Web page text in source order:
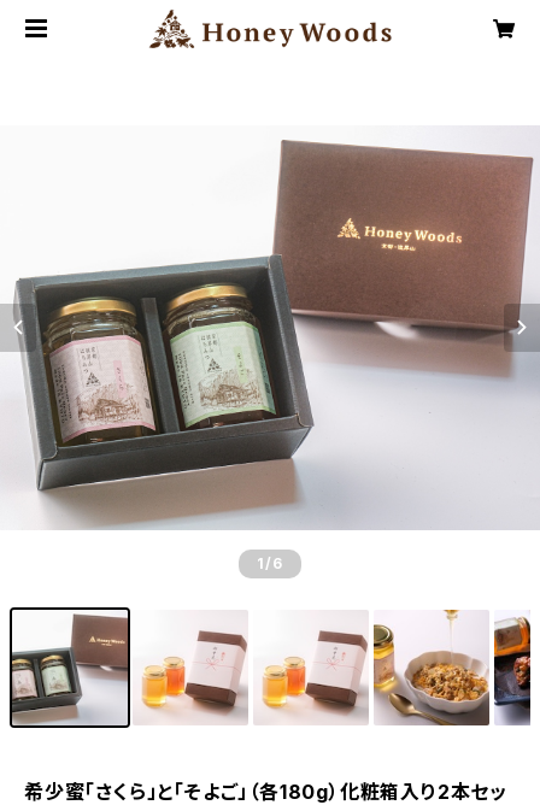
1 /6
希少蜜「さくら」と「そよご」（各180g）化粧箱入り2本セッ